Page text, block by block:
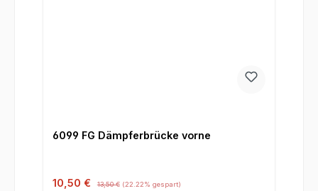
6099 FG Dämpferbrücke vorne
Verkaufspreis:
10,50 € 13,50 € (22.22% gespart)